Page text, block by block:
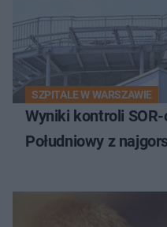
SZPITALE W WARSZAWIE
Wyniki kontroli
Południowy z